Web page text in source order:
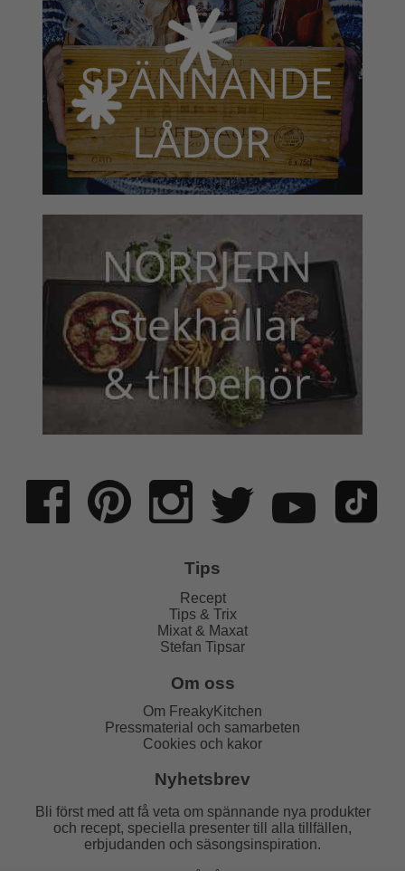
Tips
Recept
Tips & Trix
Mixat & Maxat
Stefan Tipsar
Om oss
Om FreakyKitchen
Pressmaterial och samarbeten
Cookies och kakor
Nyhetsbrev
Bli först med att få veta om spännande nya produkter
och recept, speciella presenter till alla tillfällen,
erbjudanden och säsongsinspiration.